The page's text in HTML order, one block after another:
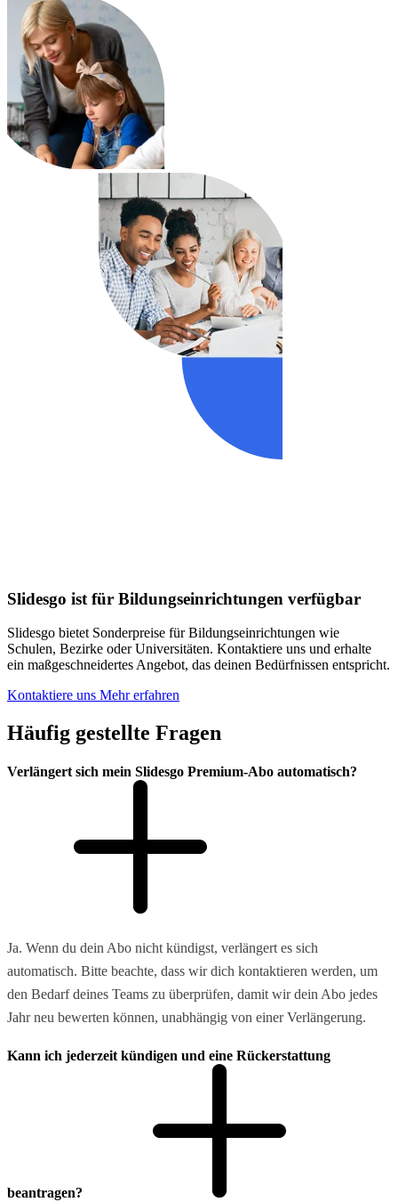
Slidesgo ist für Bildungseinrichtungen verfügbar
Slidesgo bietet Sonderpreise für Bildungseinrichtungen wie
Schulen, Bezirke oder Universitäten. Kontaktiere uns und erhalte
ein maßgeschneidertes Angebot, das deinen Bedürfnissen entspricht.
Kontaktiere uns Mehr erfahren
Häufig gestellte Fragen
Verlängert sich mein Slidesgo Premium-Abo automatisch?
Ja. Wenn du dein Abo nicht kündigst, verlängert es sich
automatisch. Bitte beachte, dass wir dich kontaktieren werden, um
den Bedarf deines Teams zu überprüfen, damit wir dein Abo jedes
Jahr neu bewerten können, unabhängig von einer Verlängerung.
Kann ich jederzeit kündigen und eine Rückerstattung
beantragen?